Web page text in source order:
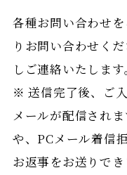
各種お問い合わせ
りお問い合わせく
しご連絡いたします
※ 送信完了後、ご
メールが配信され
や、PCメール着信
お返事をお送りで